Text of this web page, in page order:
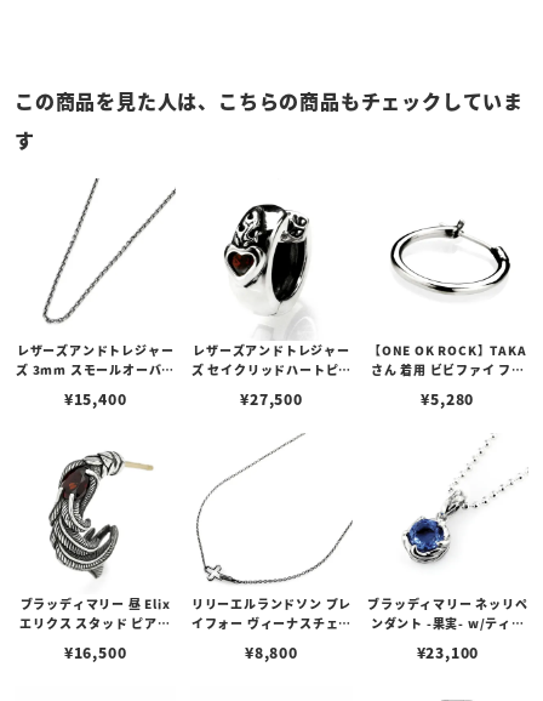
この商品を見た人は、こちらの商品もチェックしていま
す
レザーズアンドトレジャー
ズ 3mm スモールオーバル
スタークラスプ＆LTロゴプ
¥15,400
レザーズアンドトレジャー
ズ セイクリッドハートピア
¥27,500
【ONE OK ROCK】TAKA
さん 着用 ビビファイ フー
¥5,280
ブラッディマリー 昼 Elix
エリクス スタッド ピアス
¥16,500
リリーエルランドソン プレ
イフォー ヴィーナスチェー
¥8,800
ブラッディマリー ネッリペ
ンダント -果実- w/ティア
¥23,100